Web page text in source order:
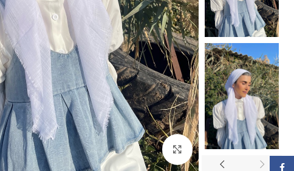
Click to enlarge
Facebook